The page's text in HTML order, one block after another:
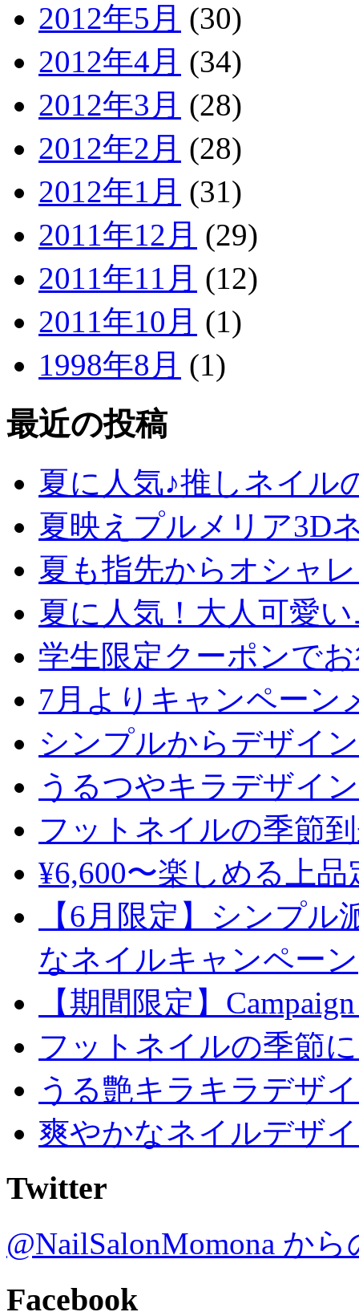
2012年5月 (30)
2012年4月 (34)
2012年3月 (28)
2012年2月 (28)
2012年1月 (31)
2011年12月 (29)
2011年11月 (12)
2011年10月 (1)
1998年8月 (1)
最近の投稿
夏に人気♪推しネイル
夏映えプルメリア3D
夏も指先からオシャ
夏に人気！大人可愛
学生限定クーポンで
7月よりキャンペーン
シンプルからデザイ
うるつやキラデザイン
フットネイルの季節
¥6,600〜楽しめる上
【6月限定】シンプ
なネイルキャンペーン
【期間限定】
フットネイルの季節
うる艶キラキラデザ
爽やかなネイルデザ
Twitter
@NailSalonMomona か
Facebook